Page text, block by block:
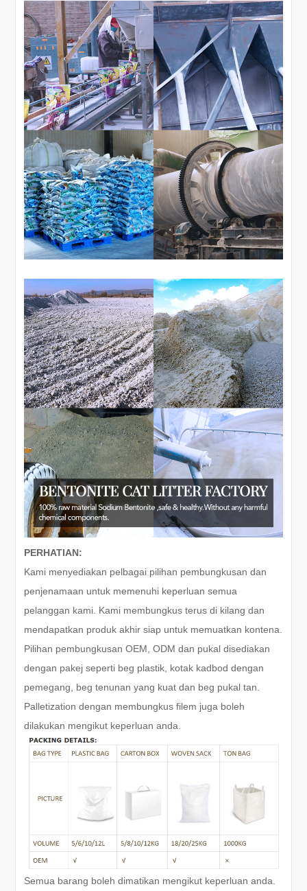
PERHATIAN:
Kami menyediakan pelbagai pilihan pembungkusan dan
penjenamaan untuk memenuhi keperluan semua
pelanggan kami. Kami membungkus terus di kilang dan
mendapatkan produk akhir siap untuk memuatkan kontena.
Pilihan pembungkusan OEM, ODM dan pukal disediakan
dengan pakej seperti beg plastik, kotak kadbod dengan
pemegang, beg tenunan yang kuat dan beg pukal tan.
Palletization dengan membungkus filem juga boleh
dilakukan mengikut keperluan anda.
Semua barang boleh dimatikan mengikut keperluan anda.